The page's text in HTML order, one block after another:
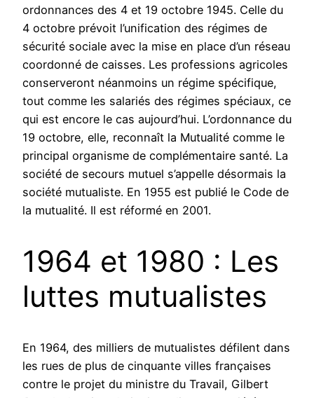
ordonnances des 4 et 19 octobre 1945. Celle du
4 octobre prévoit l’unification des régimes de
sécurité sociale avec la mise en place d’un réseau
coordonné de caisses. Les professions agricoles
conserveront néanmoins un régime spécifique,
tout comme les salariés des régimes spéciaux, ce
qui est encore le cas aujourd’hui. L’ordonnance du
19 octobre, elle, reconnaît la Mutualité comme le
principal organisme de complémentaire santé. La
société de secours mutuel s’appelle désormais la
société mutualiste. En 1955 est publié le Code de
la mutualité. Il est réformé en 2001.
1964 et 1980 : Les
luttes mutualistes
En 1964, des milliers de mutualistes défilent dans
les rues de plus de cinquante villes françaises
contre le projet du ministre du Travail, Gilbert